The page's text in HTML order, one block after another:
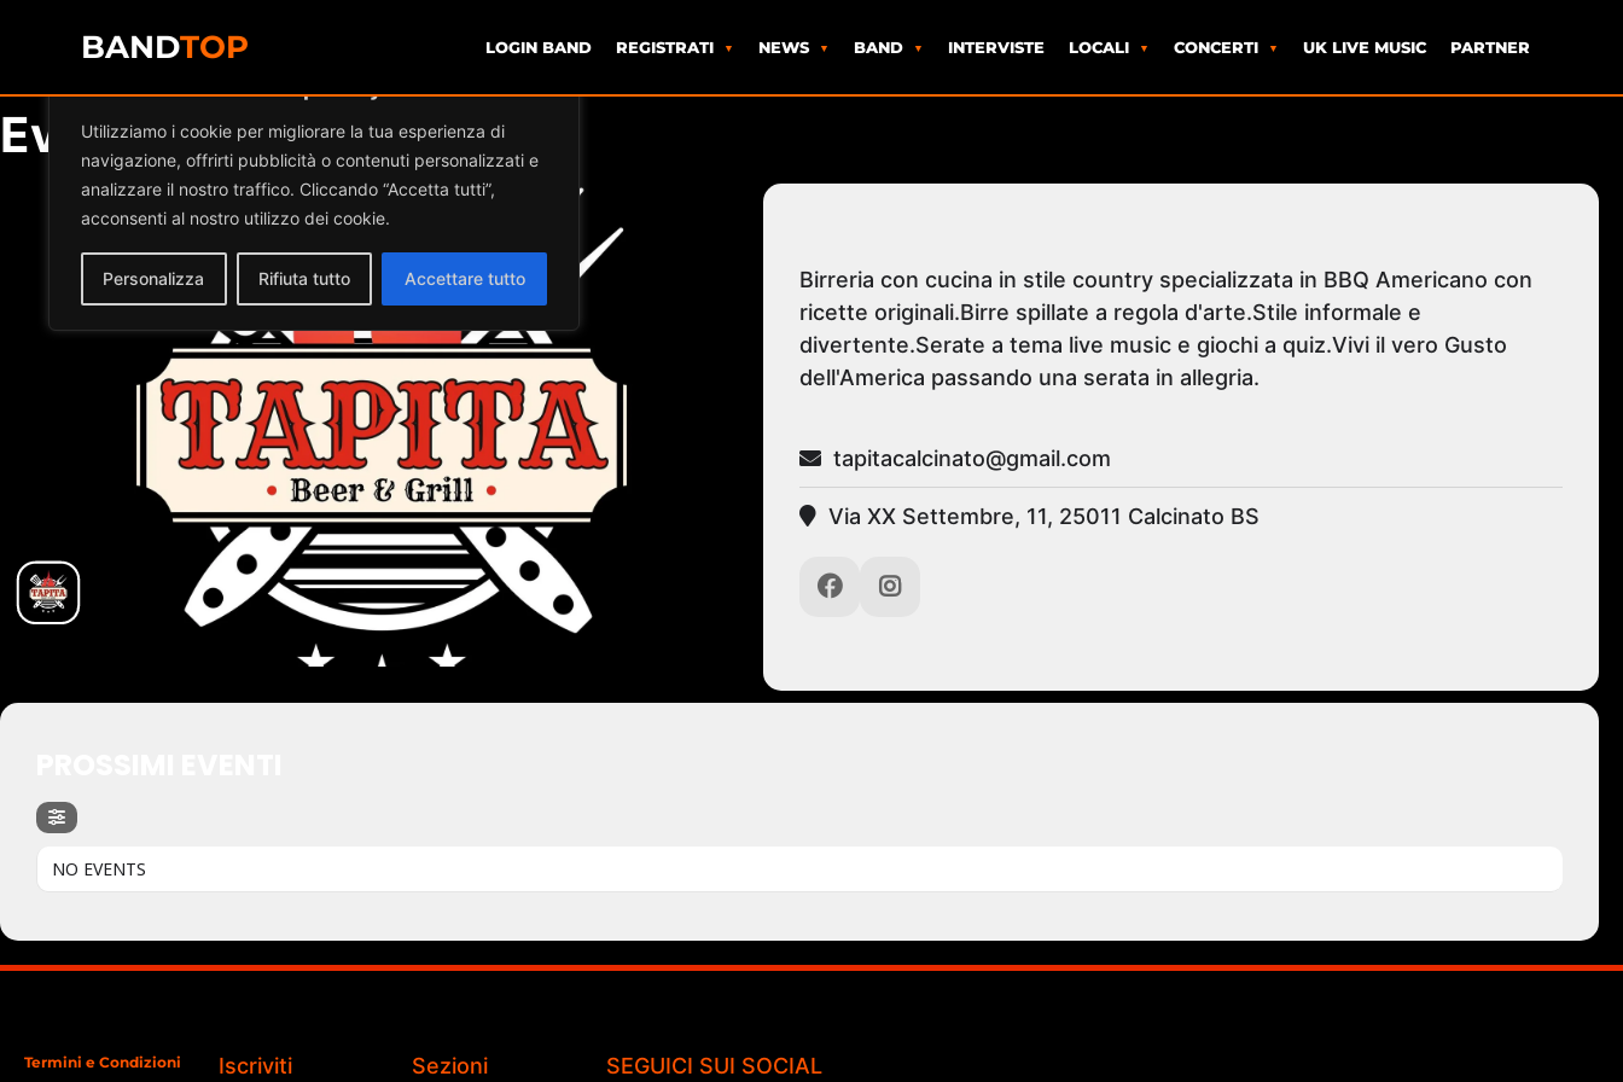
Utilizziamo i cookie per migliorare la tua esperienza di
navigazione, offrirti pubblicità o contenuti personalizzati e
analizzare il nostro traffico. Cliccando “Accetta tutti”,
acconsenti al nostro utilizzo dei cookie.
Personalizza Rifiuta tutto Accettare tutto
BANDTOP LOGIN BAND REGISTRATI NEWS BAND INTERVISTE LOCALI CONCERTI UK LIVE MUSIC PARTNER
Events by this organizer
Birreria con cucina in stile country specializzata in BBQ Americano con
ricette originali.Birre spillate a regola d'arte.Stile informale e
divertente.Serate a tema live music e giochi a quiz.Vivi il vero Gusto
dell'America passando una serata in allegria.
tapitacalcinato@gmail.com
Via XX Settembre, 11, 25011 Calcinato BS
NO EVENTS
Termini e Condizioni Iscriviti Sezioni SEGUICI SUI SOCIAL